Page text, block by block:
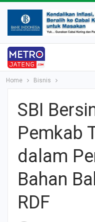
Home Bisnis
SBI
Pemkab
dalam
Bahan
RDF